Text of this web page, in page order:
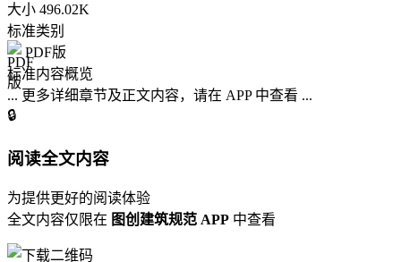
大小 496.02K
标准类别
PDF版
标准内容概览
... 更多详细章节及正文内容，请在 APP 中查看 ...
🔒
阅读全文内容
为提供更好的阅读体验
全文内容仅限在 图创建筑规范 APP 中查看